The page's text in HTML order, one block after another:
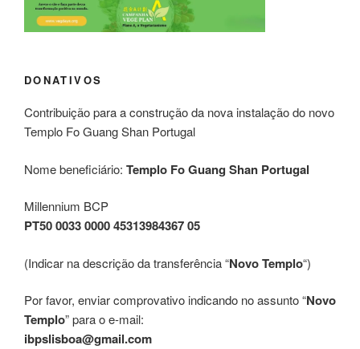
DONATIVOS
Contribuição para a construção da nova instalação do novo
Templo Fo Guang Shan Portugal
Nome beneficiário: Templo Fo Guang Shan Portugal
Millennium BCP
PT50 0033 0000 45313984367 05
(Indicar na descrição da transferência “Novo Templo“)
Por favor, enviar comprovativo indicando no assunto “Novo
Templo” para o e-mail:
ibpslisboa@gmail.com